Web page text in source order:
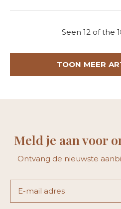
Seen 12 of the
TOON MEER
Meld je aan voor
Ontvang de nieuwste